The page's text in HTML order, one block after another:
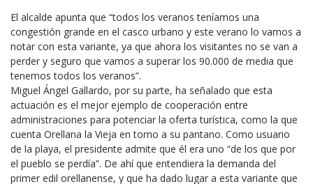
El alcalde apunta que “todos los veranos teníamos una
congestión grande en el casco urbano y este verano lo vamos a
notar con esta variante, ya que ahora los visitantes no se van a
perder y seguro que vamos a superar los 90.000 de media que
tenemos todos los veranos”.
Miguel Ángel Gallardo, por su parte, ha señalado que esta
actuación es el mejor ejemplo de cooperación entre
administraciones para potenciar la oferta turística, como la que
cuenta Orellana la Vieja en torno a su pantano. Como usuario
de la playa, el presidente admite que él era uno “de los que por
el pueblo se perdía”. De ahí que entendiera la demanda del
primer edil orellanense, y que ha dado lugar a esta variante que